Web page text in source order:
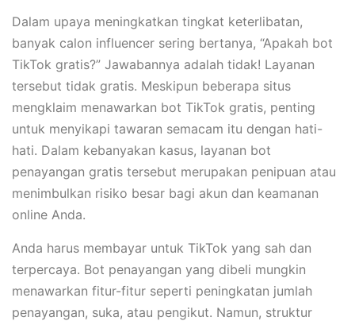
Dalam upaya meningkatkan tingkat keterlibatan,
banyak calon influencer sering bertanya, “Apakah bot
TikTok gratis?” Jawabannya adalah tidak! Layanan
tersebut tidak gratis. Meskipun beberapa situs
mengklaim menawarkan bot TikTok gratis, penting
untuk menyikapi tawaran semacam itu dengan hati-
hati. Dalam kebanyakan kasus, layanan bot
penayangan gratis tersebut merupakan penipuan atau
menimbulkan risiko besar bagi akun dan keamanan
online Anda.
Anda harus membayar untuk TikTok yang sah dan
terpercaya. Bot penayangan yang dibeli mungkin
menawarkan fitur-fitur seperti peningkatan jumlah
penayangan, suka, atau pengikut. Namun, struktur